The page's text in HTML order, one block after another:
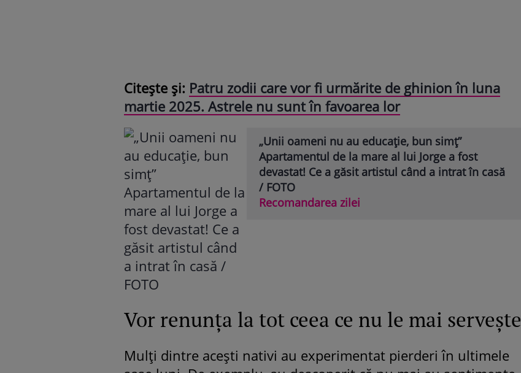
Citește și: Patru zodii care vor fi urmărite de ghinion în luna
martie 2025. Astrele nu sunt în favoarea lor
„Unii oameni nu au educație, bun simț”
Apartamentul de la mare al lui Jorge a fost
devastat! Ce a găsit artistul când a intrat în casă
/ FOTO
Recomandarea zilei
Vor renunța la tot ceea ce nu le mai servește
Mulți dintre acești nativi au experimentat pierderi în ultimele